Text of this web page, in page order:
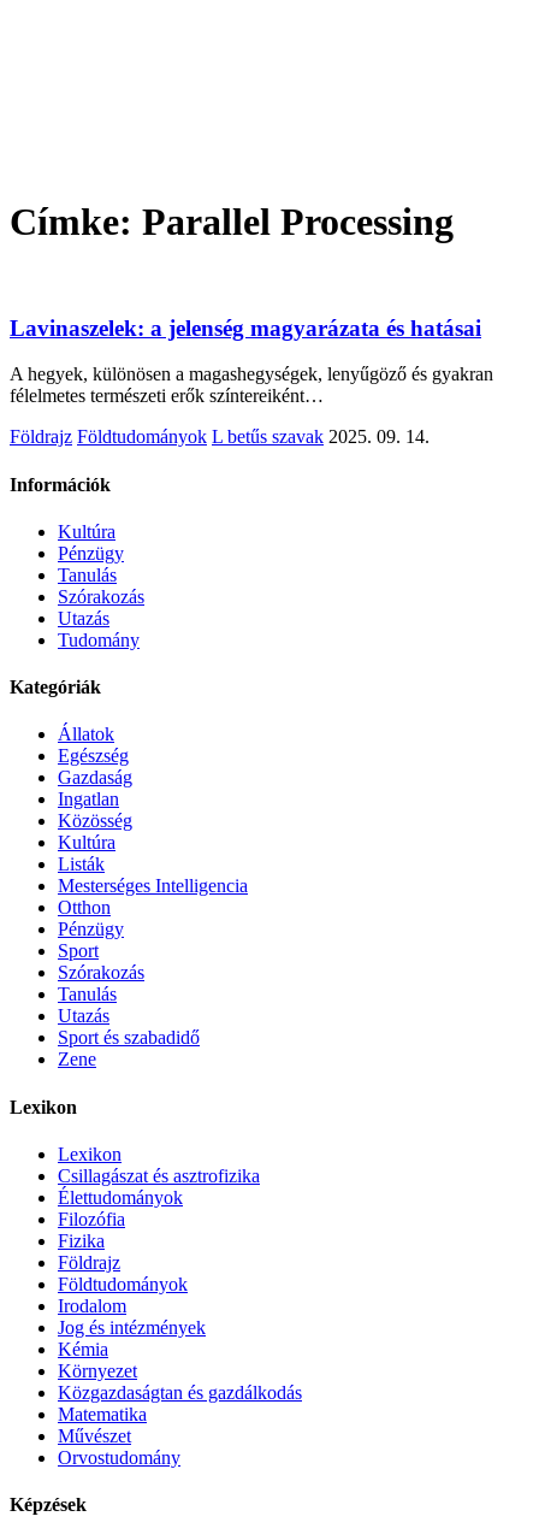
Címke: Parallel Processing
Lavinaszelek: a jelenség magyarázata és hatásai
A hegyek, különösen a magashegységek, lenyűgöző és gyakran
félelmetes természeti erők színtereiként…
Földrajz Földtudományok L betűs szavak 2025. 09. 14.
Információk
Kultúra
Pénzügy
Tanulás
Szórakozás
Utazás
Tudomány
Kategóriák
Állatok
Egészség
Gazdaság
Ingatlan
Közösség
Kultúra
Listák
Mesterséges Intelligencia
Otthon
Pénzügy
Sport
Szórakozás
Tanulás
Utazás
Sport és szabadidő
Zene
Lexikon
Lexikon
Csillagászat és asztrofizika
Élettudományok
Filozófia
Fizika
Földrajz
Földtudományok
Irodalom
Jog és intézmények
Kémia
Környezet
Közgazdaságtan és gazdálkodás
Matematika
Művészet
Orvostudomány
Képzések